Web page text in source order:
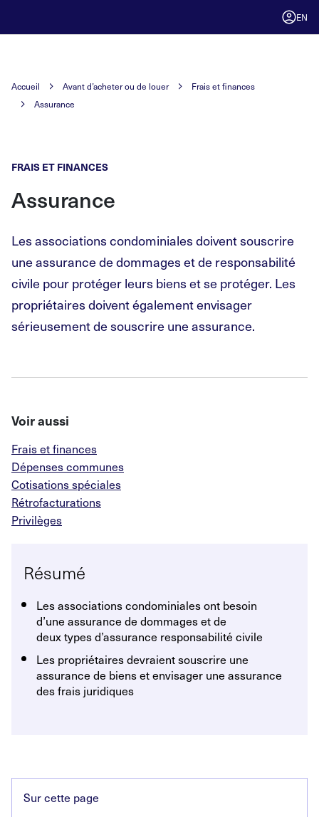
EN
Accueil Avant d’acheter ou de louer
Frais et finances
Assurance
FRAIS ET FINANCES
Assurance
Les associations condominiales doivent souscrire
une assurance de dommages et de responsabilité
civile pour protéger leurs biens et se protéger. Les
propriétaires doivent également envisager
sérieusement de souscrire une assurance.
Voir aussi
Frais et finances
Dépenses communes
Cotisations spéciales
Rétrofacturations
Privilèges
Résumé
Les associations condominiales ont besoin
d’une assurance de dommages et de
deux types d’assurance responsabilité civile
Les propriétaires devraient souscrire une
assurance de biens et envisager une assurance
des frais juridiques
Sur cette page